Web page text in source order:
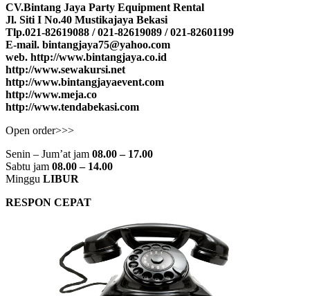
CV.Bintang Jaya Party Equipment Rental
Jl. Siti I No.40 Mustikajaya Bekasi
Tlp.021-82619088 / 021-82619089 / 021-82601199
E-mail. bintangjaya75@yahoo.com
web. http://www.bintangjaya.co.id
http://www.sewakursi.net
http://www.bintangjayaevent.com
http://www.meja.co
http://www.tendabekasi.com
Open order>>>
Senin – Jum’at jam 08.00 – 17.00
Sabtu jam 08.00 – 14.00
Minggu LIBUR
RESPON CEPAT